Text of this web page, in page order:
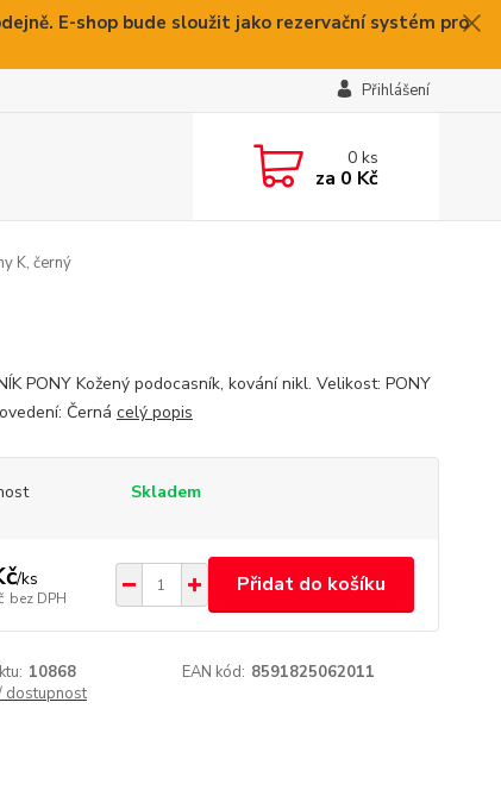
E-shop bude sloužit jako rezervační systém pro
Přihlášení
0ks
za 0 Kč
K, černý
PONY Kožený podocasník, kování nikl. Velikost: PONY
Černá celý popis
Skladem
/ks
bez DPH
Přidat do košíku
10868 EAN kód: 8591825062011
dostupnost